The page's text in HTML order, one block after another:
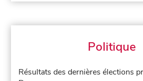
Politique
Résultats des dernières élections